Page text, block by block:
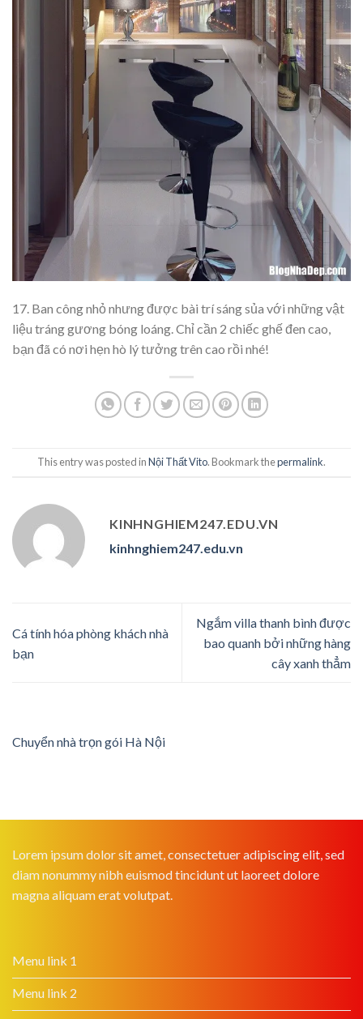
17. Ban công nhỏ nhưng được bài trí sáng sủa với những vật
liệu tráng gương bóng loáng. Chỉ cần 2 chiếc ghế đen cao,
bạn đã có nơi hẹn hò lý tưởng trên cao rồi nhé!
This entry was posted inNội Thất Vito. Bookmark thepermalink.
KINHNGHIEM247.EDU.VN
kinhnghiem247.edu.vn
Cá tính hóa phòng khách nhà
bạn
Ngắm villa thanh bình được
bao quanh bởi những hàng
cây xanh thẳm
Chuyển nhà trọn gói Hà Nội
Lorem ipsum dolor sit amet, consectetuer adipiscing elit, sed
diam nonummy nibh euismod tincidunt ut laoreet dolore
magna aliquam erat volutpat.
Menu link 1
Menu link 2